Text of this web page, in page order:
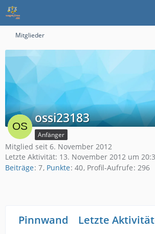
Mitglieder
ossi23183
Anfänger
Mitglied seit 6. November 2012
Letzte Aktivität: 13. November 2012 um
Beiträge 7 Punkte 40 Profil-Aufrufe 296
Pinnwand Letzte